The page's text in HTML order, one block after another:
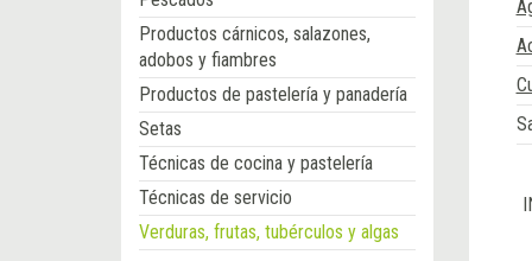
Productos cárnicos, salazones,
adobos y fiambres
Productos de pastelería y panadería
Setas
Técnicas de cocina y pastelería
Técnicas de servicio
Verduras, frutas, tubérculos y algas